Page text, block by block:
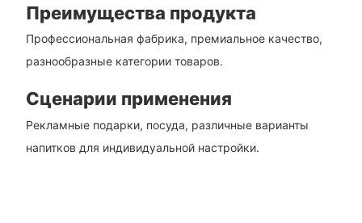
Преимущества продукта
Профессиональная фабрика, премиальное качество,
разнообразные категории товаров.
Сценарии применения
Рекламные подарки, посуда, различные варианты
напитков для индивидуальной настройки.